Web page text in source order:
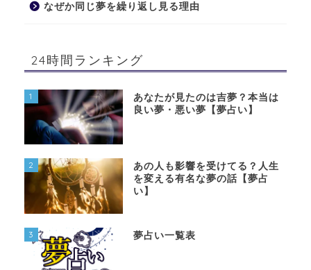
なぜか同じ夢を繰り返し見る理由
24時間ランキング
1
あなたが見たのは吉夢？本当は
良い夢・悪い夢【夢占い】
2
あの人も影響を受けてる？人生
を変える有名な夢の話【夢占
い】
3 夢占い一覧表